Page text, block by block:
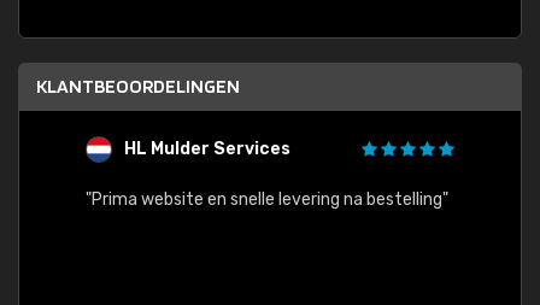
KLANTBEOORDELINGEN
HL Mulder Services
"Prima website en snelle levering na bestelling"